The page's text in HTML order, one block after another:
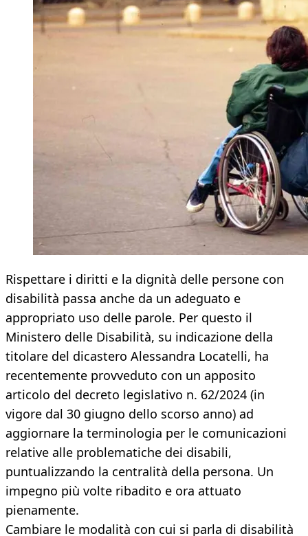
Rispettare i diritti e la dignità delle persone con
disabilità passa anche da un adeguato e
appropriato uso delle parole. Per questo il
Ministero delle Disabilità, su indicazione della
titolare del dicastero Alessandra Locatelli, ha
recentemente provveduto con un apposito
articolo del decreto legislativo n. 62/2024 (in
vigore dal 30 giugno dello scorso anno) ad
aggiornare la terminologia per le comunicazioni
relative alle problematiche dei disabili,
puntualizzando la centralità della persona. Un
impegno più volte ribadito e ora attuato
pienamente.
Cambiare le modalità con cui si parla di disabilità